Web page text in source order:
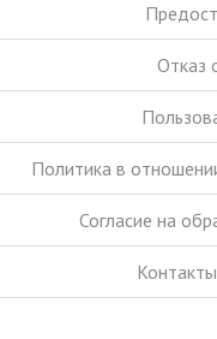
Отказ
Политика в
Согласие на